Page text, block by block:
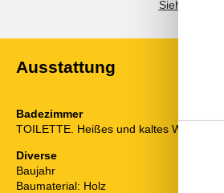
Siehe
Ausstattung
Badezimmer
TOILETTE. Heißes und kaltes Wasser
Diverse
Baujahr
Baumaterial: Holz